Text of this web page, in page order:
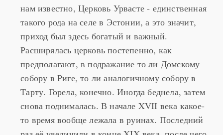
такого рода на селе в Эстонии, а это значит,
приход был здесь богатый и важный.
Расширялась церковь постепенно, как
предполагают, в подражание то ли Домскому
собору в Риге, то ли аналогичному собору в
Тарту. Горела, конечно. Иногда беднела, затем
снова поднималась. В начале XVII века какое-
то время вообще лежала в руинах. Последний
раз её увеличили в конце XIX века, после чего